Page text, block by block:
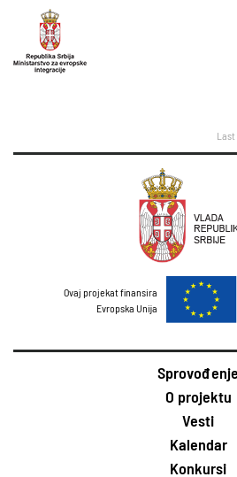
Last
Ovaj projekat finansira
Evropska Unija
Sprovođenje
O projektu
Vesti
Kalendar
Konkursi